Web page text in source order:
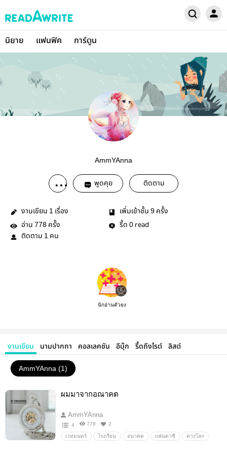
นิยาย แฟนฟิค การ์ตูน
AmmYAnna
พูดคุย ติดตาม
งานเขียน 1 เรื่อง เพิ่มเข้าชั้น 9 ครั้ง
อ่าน 778 ครั้ง รี้ด 0 read
ติดตาม 1 คน
นักอ่านตัวยง
งานเขียน นามปากกา คอลเลคชัน อีบุ๊ก รี้ดถึงไรต์ ลิสต์
AmmYAnna (1)
ผมมาจากอณาคต
AmmYAnna
4 778 2
เวทมนตร์ โรงเรียน อนาคต แฟนตาซี ต่างโลก